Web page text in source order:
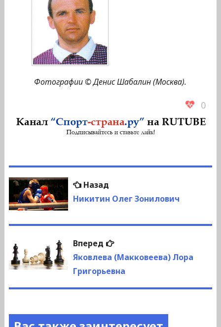
Фотографии © Денис Шабалин (Москва).
0
Навигация
по
записям
НазадПредыдущая
запись:
Никитин Олег Зонилович
Вперед
Следующая
запись:
Яковлева (Макковеева) Лора
Григорьевна